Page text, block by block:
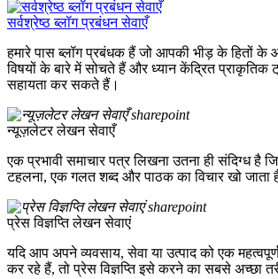
सर्वश्रेष्ठ ब्लॉग प्रबंधन सेवाएँ
हमारे पास ब्लॉग प्रबंधक हैं जो आपकी भीड़ के हितों के
विषयों के बारे में सोचते हैं और ध्यान केंद्रित
सहायता कर सकते हैं।
न्यूज़लेटर लेखन सेवाएँ
एक प्रभावी समाचार पत्र लिखना उतना ही संदिग्ध है
टहलना, एक गलत शब्द और पाठक का विचार खो जाता
प्रेस विज्ञप्ति लेखन सेवाएं
यदि आप अपने व्यवसाय, सेवा या उत्पाद को एक
कर रहे हैं, तो प्रेस विज्ञप्ति इसे करने का सबसे अच्छा